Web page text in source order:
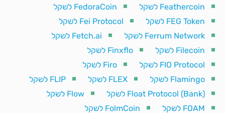
Feathercoin לשקל
FedoraCoin לשקל
FEG Token לשקל
Fei Protocol לשקל
Ferrum Network לשקל
Fetch.ai לשקל
Filecoin לשקל
Finxflo לשקל
FIO Protocol לשקל
Firo לשקל
Flamingo לשקל
FLEX לשקל
FLIP לשקל
Float Protocol (Bank) לשקל
Flow לשקל
FOAM לשקל
FolmCoin לשקל